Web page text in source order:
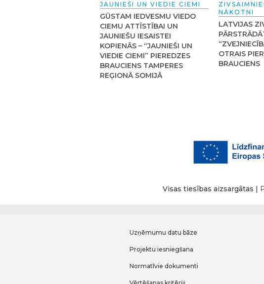
JAUNIEŠI UN VIEDIE CIEMI
GŪSTAM IEDVESMU VIEDO
CIEMU ATTĪSTĪBAI UN
JAUNIEŠU IESAISTEI
KOPIENĀS – “JAUNIEŠI UN
VIEDIE CIEMI” PIEREDZES
BRAUCIENS TAMPERES
REĢIONĀ SOMIJĀ
NĀKOTNI
LATVIJAS
OTRAIS
BRAUCIENS
Visas tiesības aizsargātas |
Uzņēmumu datu bāze
Projektu iesniegšana
Normatīvie dokumenti